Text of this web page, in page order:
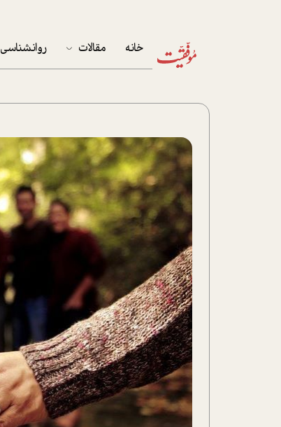
خانه مقالات
پرونده ویژه
زندگی
نوجوان
کار
پلاس
تحلیل فیلم
شیوانا
داستان
روانشناسی